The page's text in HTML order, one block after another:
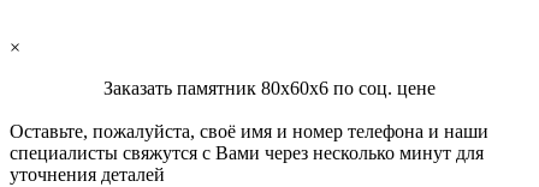
×
Заказать памятник 80х60х6 по соц. цене
Оставьте, пожалуйста, своё имя и номер телефона и наши
специалисты свяжутся с Вами через несколько минут для
уточнения деталей